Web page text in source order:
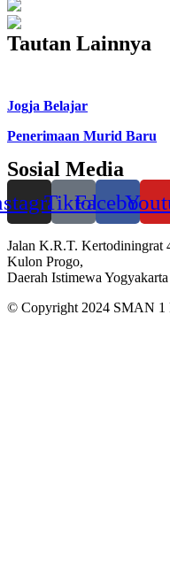
Tautan Lainnya
Jogja Belajar
Penerimaan Murid Baru
Sosial Media
TiktokFacebook
Jalan K.R.T. Kertodiningrat
Kulon Progo,
Daerah Istimewa
© Copyright 2024 SMAN 1